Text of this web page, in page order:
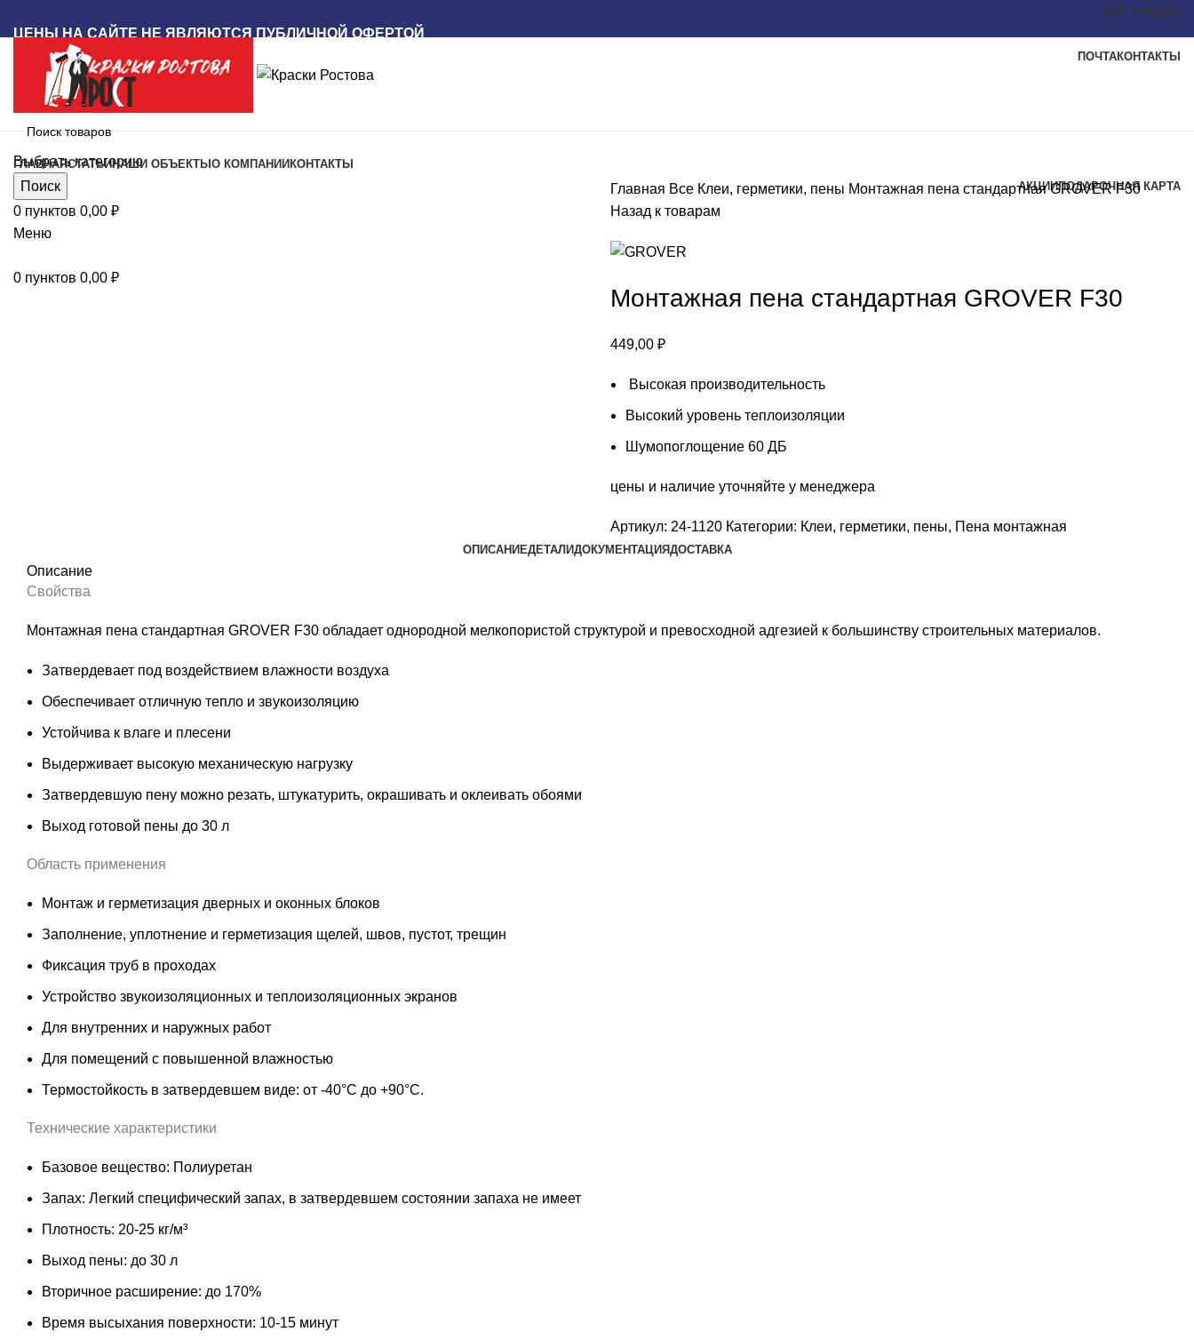
ВСЕ ТОВАРЫ
ЦЕНЫ НА САЙТЕ НЕ ЯВЛЯЮТСЯ ПУБЛИЧНОЙ ОФЕРТОЙ
ПОЧТАКОНТАКТЫ
Выбрать категорию
Поиск
0 пунктов 0,00 ₽
Меню
0 пунктов 0,00 ₽
Наш каталог
ГЛАВНАЯСТАТЬИНАШИ ОБЪЕКТЫ О КОМПАНИИ КОНТАКТЫ
АКЦИИПОДАРОЧНАЯ КАРТА
Главная Все Клеи, герметики, пены Монтажная пена стандартная GROVER F30
Назад к товарам
Монтажная пена стандартная GROVER F30
449,00 ₽
Высокая производительность
Высокий уровень теплоизоляции
Шумопоглощение 60 ДБ
цены и наличие уточняйте у менеджера
Артикул: 24-1120 Категории: Клеи, герметики, пены, Пена монтажная
ОПИСАНИЕДЕТАЛИДОКУМЕНТАЦИЯДОСТАВКА
Описание
Свойства
Монтажная пена стандартная GROVER F30 обладает однородной мелкопористой структурой и превосходной адгезией к большинству строительных материалов.
Затвердевает под воздействием влажности воздуха
Обеспечивает отличную тепло и звукоизоляцию
Устойчива к влаге и плесени
Выдерживает высокую механическую нагрузку
Затвердевшую пену можно резать, штукатурить, окрашивать и оклеивать обоями
Выход готовой пены до 30 л
Область применения
Монтаж и герметизация дверных и оконных блоков
Заполнение, уплотнение и герметизация щелей, швов, пустот, трещин
Фиксация труб в проходах
Устройство звукоизоляционных и теплоизоляционных экранов
Для внутренних и наружных работ
Для помещений с повышенной влажностью
Термостойкость в затвердевшем виде: от -40°С до +90°С.
Технические характеристики
Базовое вещество: Полиуретан
Запах: Легкий специфический запах, в затвердевшем состоянии запаха не имеет
Плотность: 20-25 кг/м³
Выход пены: до 30 л
Вторичное расширение: до 170%
Время высыхания поверхности: 10-15 минут